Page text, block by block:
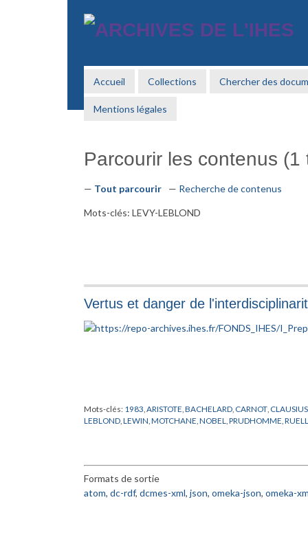
Accueil Collections Chercher des
Mentions légales
Parcourir les contenus (1
Tout parcourir Recherche de contenus
Mots-clés: LEVY-LEBLOND
Vertus et danger de
Mots-clés: 1983 ARISTOTE BACHELARD CARNOT CLAUSIUS
LEBLOND LEWIN MOTCHANE NOBEL PRUDHOMME
Formats de sortie
atom, dc-rdf, dcmes-xml, json, omeka-json, omeka-